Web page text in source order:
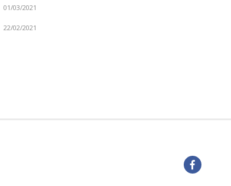
01/03/2021
22/02/2021